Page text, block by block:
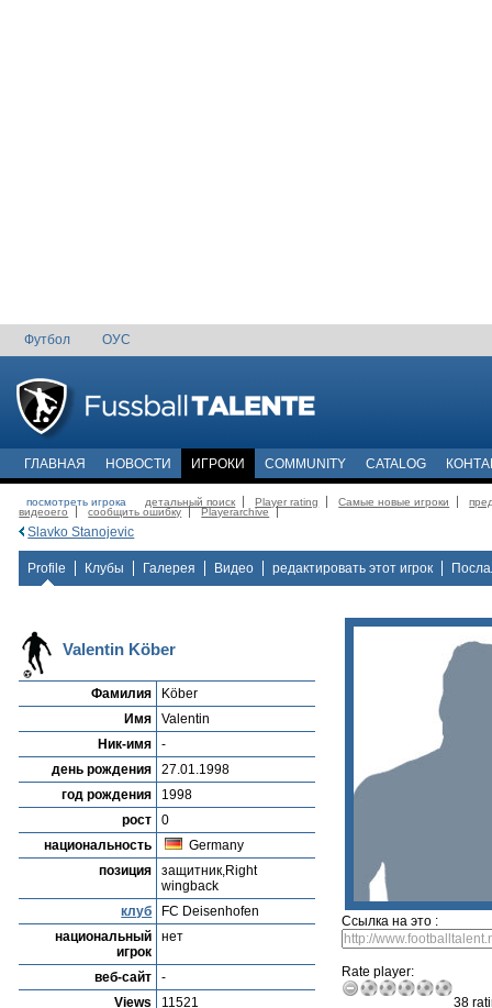
Футбол ОУС
ГЛАВНАЯ НОВОСТИ ИГРОКИ COMMUNITY CATALOG
посмотреть игрока детальный поиск Player rating Самые новые игроки
видеоего
сообщить ошибку Playerarchive
Slavko Stanojevic
Profile Клубы Галерея Видео редактировать этот игрок
Valentin Köber
Фамилия
Köber
Имя
Valentin
Ник-имя
-
день рождения
27.01.1998
год рождения
1998
рост
0
национальность
Germany
позиция
защитник,Right
wingback
клуб
FC Deisenhofen
национальный
игрок
нет
веб-сайт
-
Views
11521
Ссылка на это :
Rate player:
38